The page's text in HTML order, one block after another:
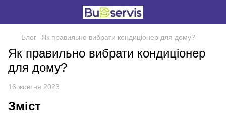
Блог Як правильно вибрати кондиціонер для дому?
Як правильно вибрати кондиціонер
для дому?
16 жовтня 2023
Зміст